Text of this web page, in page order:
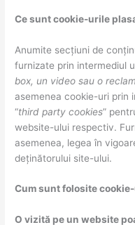
Ce sunt cookie-urile
Anumite secțiuni de
furnizate prin intermediul
box, un video sau o
asemenea cookie-uri prin
“third party cookies”
website-ului respectiv.
asemenea, legea în
deținătorului site-ului.
Cum sunt folosite
O vizită pe un website